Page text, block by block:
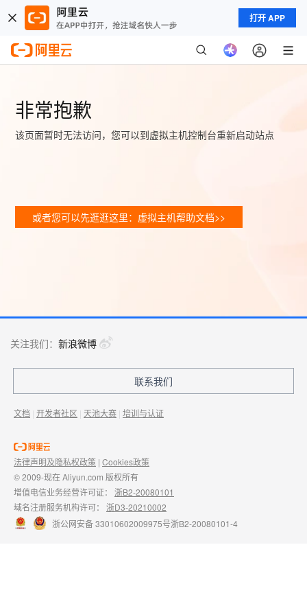
打开 APP
非常抱歉
该页面暂时无法访问，您可以到虚拟主机控制台重新启动站点
或者您可以先逛逛这里：虚拟主机帮助文档>>